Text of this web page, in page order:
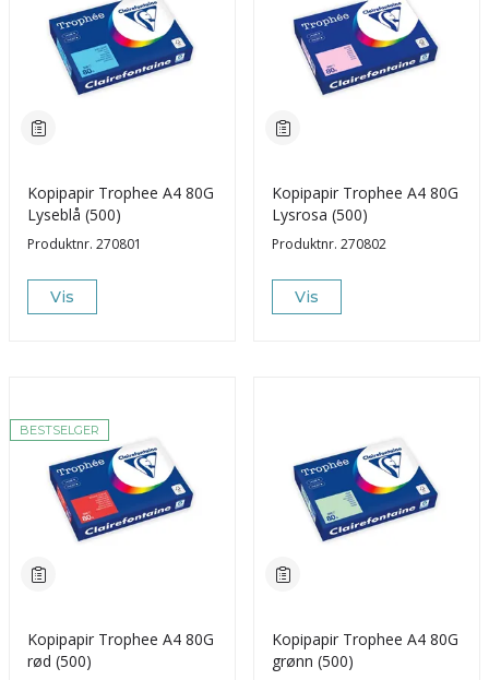
Kopipapir Trophee A4 80G
Lyseblå (500)
Produktnr. 270801
Vis
Kopipapir Trophee A4 80G
Lysrosa (500)
Produktnr. 270802
Vis
BESTSELGER
Kopipapir Trophee A4 80G
rød (500)
Kopipapir Trophee A4 80G
grønn (500)